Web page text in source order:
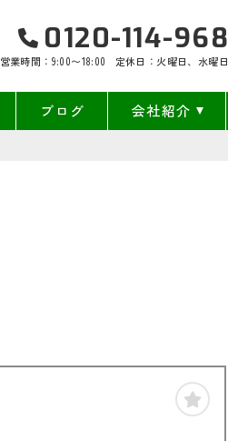
0120-114-968
営業時間：9:00〜18:00 定休日：火曜日、水曜日
ブログ 会社紹介